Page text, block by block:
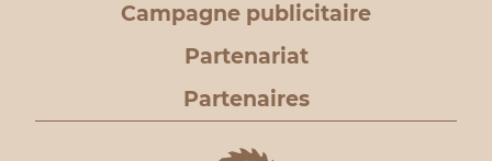
Campagne publicitaire
Partenariat
Partenaires